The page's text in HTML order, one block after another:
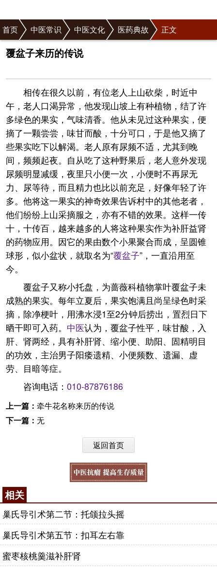
首页 中医常识 中医文化 医药典故 正文
覆盆子来历的传说
相传在很久以前，有位老人上山砍柴，时近中
午，老人口渴异常，他发现山坡上有种植物，结了许
多绿色的果实，气味清香。他从未见过这种果实，便
摘了一颗尝尝，味甘而酸，十分可口，于是他又摘了
些果实吃下以解渴。老人原有尿频不适，尤其到晚
间，频频起夜。自从吃了这种野果后，老人意外发现
尿频明显减缓，夜里只小便一次，小便时不再尿无
力、尿等待，而且精力也比以前充足，好像年轻了许
多。他将这一果实的神奇效果告诉村中的其他老者，
他们纷纷上山采摘服之，亦有不错的效果。这样一传
十，十传百，越来越多的人将这种果实作为补肝益肾
的药物应用。因它的果由数个小果聚合而成，呈圆锥
球形，似小盆状，就取名为“覆盆子”，一直沿用至
今。
覆盆子又称小托盘，为蔷薇科植物掌叶覆盆子未
成熟的果实。每年立夏后，果实饱满且尚呈绿色时采
摘，除净梗叶，用沸水浸1至2分钟后捞出，置烈日下
晒干即可入药。 中医认为，覆盆子性平，味甘酸，入
肝、肾两经，具有补肝肾、缩小便、助阳、固精明目
的功效，主治男子阳痿遗精、小便频数、遗漏、虚
劳、目暗等症。
咨询电话： 010-87876186
上一篇： 牵牛花名称来历的传说
下一篇： 无
返回首页
相关
巢氏导引术第二节：托颌拉头摇
巢氏导引术第五节：扣耳左右靠
蜜枣核桃羹滋补肝肾